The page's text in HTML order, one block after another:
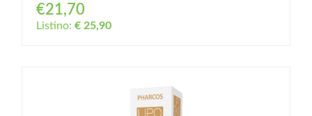
€21,70
Listino: € 25,90